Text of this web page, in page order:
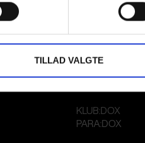
TILLAD VALGTE
KLUB:DOX
PARA:DOX